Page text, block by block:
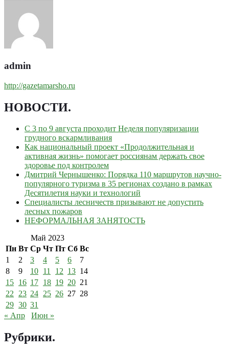
admin
http://gazetamarsho.ru
НОВОСТИ.
С 3 по 9 августа проходит Неделя популяризации
грудного вскармливания
Как национальный проект «Продолжительная и
активная жизнь» помогает россиянам держать свое
здоровье под контролем
Дмитрий Чернышенко: Порядка 110 маршрутов научно-
популярного туризма в 35 регионах создано в рамках
Десятилетия науки и технологий
Специалисты лесничеств призывают не допустить
лесных пожаров
НЕФОРМАЛЬНАЯ ЗАНЯТОСТЬ
Май 2023
Пн Вт Ср Чт Пт Сб Вс
1
2 3 4 5 6
7
8
9 10 11 12 13 14
15 16 17 18 19 20 21
22 23 24 25 26 27 28
29 30 31
« Апр
Июн »
Рубрики.